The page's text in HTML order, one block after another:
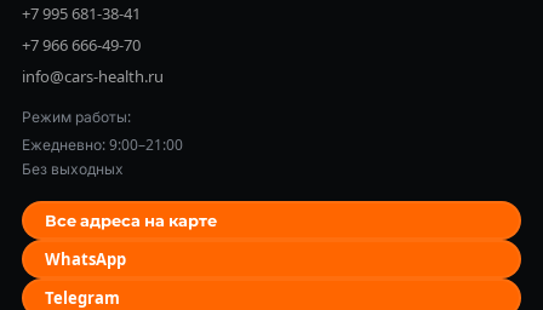
+7 995 681-38-41
+7 966 666-49-70
info@cars-health.ru
Режим работы:
Ежедневно: 9:00–21:00
Без выходных
Все адреса на карте
WhatsApp
Telegram